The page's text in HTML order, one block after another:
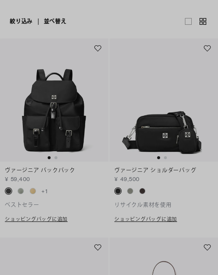
絞り込み 並べ替え
ヴァージニア バックパック
¥ 59,400
+1
ベストセラー
ショッピングバッグに追加
ヴァージニア ショルダーバッグ
¥ 49,500
リサイクル素材を使用
ショッピングバッグに追加